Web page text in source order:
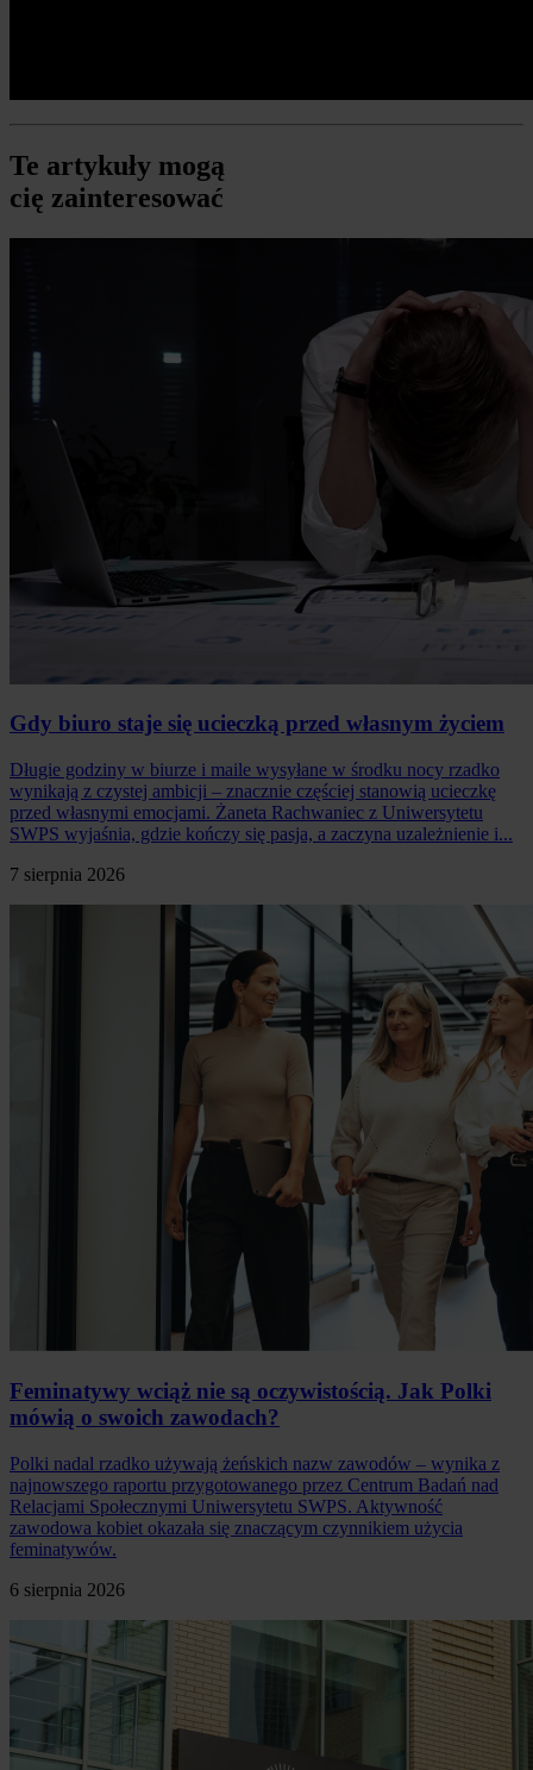
Te artykuły mogą
cię zainteresować
Gdy biuro staje się ucieczką przed własnym życiem
Długie godziny w biurze i maile wysyłane w środku nocy rzadko
wynikają z czystej ambicji – znacznie częściej stanowią ucieczkę
przed własnymi emocjami. Żaneta Rachwaniec z Uniwersytetu
SWPS wyjaśnia, gdzie kończy się pasja, a zaczyna uzależnienie i...
7 sierpnia 2026
Feminatywy wciąż nie są oczywistością. Jak Polki
mówią o swoich zawodach?
Polki nadal rzadko używają żeńskich nazw zawodów – wynika z
najnowszego raportu przygotowanego przez Centrum Badań nad
Relacjami Społecznymi Uniwersytetu SWPS. Aktywność
zawodowa kobiet okazała się znaczącym czynnikiem użycia
feminatywów.
6 sierpnia 2026